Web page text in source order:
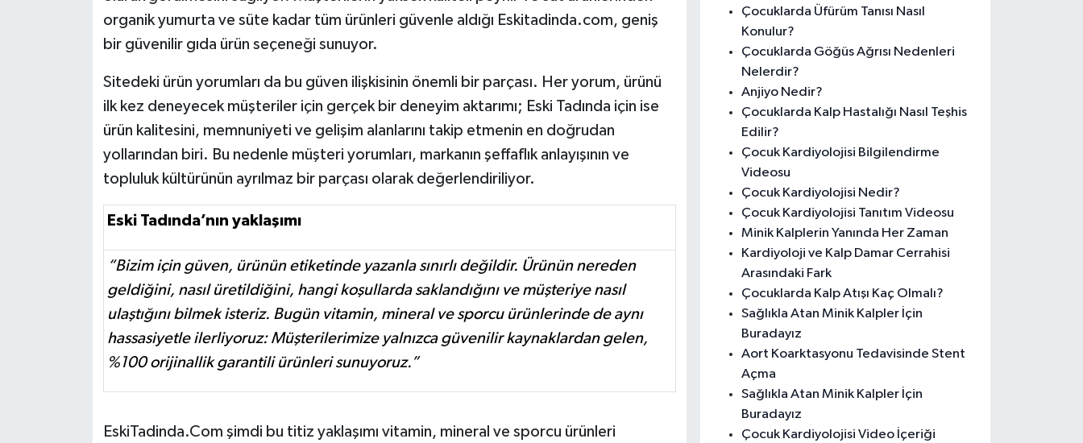
organik yumurta ve süte kadar tüm ürünleri güvenle aldığı Eskitadinda.com, geniş
bir güvenilir gıda ürün seçeneği sunuyor.
Sitedeki ürün yorumları da bu güven ilişkisinin önemli bir parçası. Her yorum, ürünü
ilk kez deneyecek müşteriler için gerçek bir deneyim aktarımı; Eski Tadında için ise
ürün kalitesini, memnuniyeti ve gelişim alanlarını takip etmenin en doğrudan
yollarından biri. Bu nedenle müşteri yorumları, markanın şeffaflık anlayışının ve
topluluk kültürünün ayrılmaz bir parçası olarak değerlendiriliyor.
Eski Tadında’nın yaklaşımı
“Bizim için güven, ürünün etiketinde yazanla sınırlı değildir. Ürünün nereden
geldiğini, nasıl üretildiğini, hangi koşullarda saklandığını ve müşteriye nasıl
ulaştığını bilmek isteriz. Bugün vitamin, mineral ve sporcu ürünlerinde de aynı
hassasiyetle ilerliyoruz: Müşterilerimize yalnızca güvenilir kaynaklardan gelen,
%100 orijinallik garantili ürünleri sunuyoruz.”
EskiTadinda.Com şimdi bu titiz yaklaşımı vitamin, mineral ve sporcu ürünleri
Çocuklarda Üfürüm Tanısı Nasıl
Konulur?
Çocuklarda Göğüs Ağrısı Nedenleri
Nelerdir?
Anjiyo Nedir?
Çocuklarda Kalp Hastalığı Nasıl Teşhis
Edilir?
Çocuk Kardiyolojisi Bilgilendirme
Videosu
Çocuk Kardiyolojisi Nedir?
Çocuk Kardiyolojisi Tanıtım Videosu
Minik Kalplerin Yanında Her Zaman
Kardiyoloji ve Kalp Damar Cerrahisi
Arasındaki Fark
Çocuklarda Kalp Atışı Kaç Olmalı?
Sağlıkla Atan Minik Kalpler İçin
Buradayız
Aort Koarktasyonu Tedavisinde Stent
Açma
Sağlıkla Atan Minik Kalpler İçin
Buradayız
Çocuk Kardiyolojisi Video İçeriği